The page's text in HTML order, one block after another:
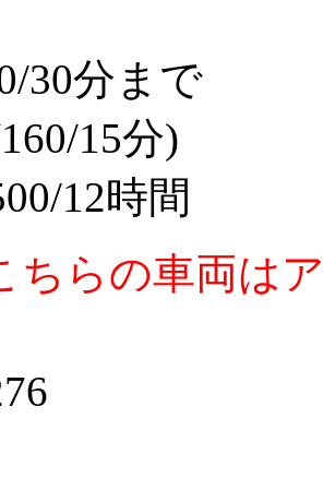
30分まで
15分)
12時間
らの車両は